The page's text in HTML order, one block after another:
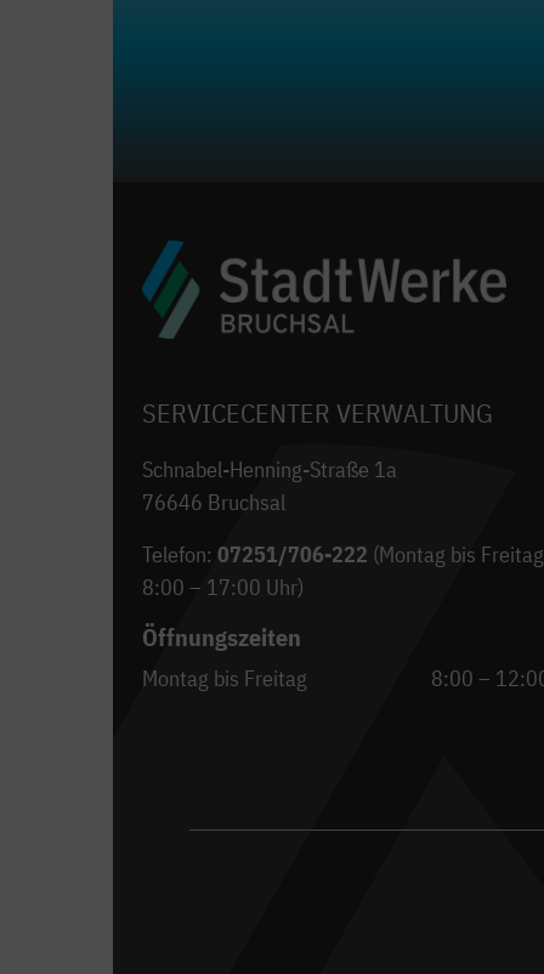
SERVICECENTER VERWALTUNG
Schnabel-Henning-Straße 1a
76646 Bruchsal
Telefon:07251/706-222 (Montag bis
8:00 – 17:00 Uhr)
Öffnungszeiten
Montag bis Freitag 8:00 –